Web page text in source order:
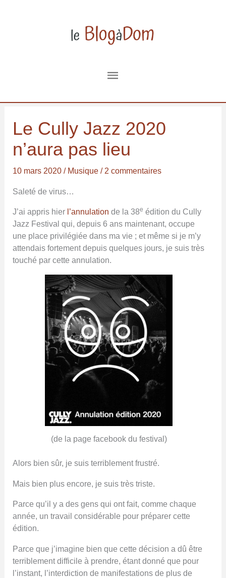
Menu
principal
Le Cully Jazz 2020
n’aura pas lieu
10 mars 2020/ Musique / 2 commentaires
Saleté de virus…
J’ai appris hier l’annulation de la 38e édition du Cully
Jazz Festival qui, depuis 6 ans maintenant, occupe
une place privilégiée dans ma vie ; et même si je m’y
attendais fortement depuis quelques jours, je suis très
touché par cette annulation.
(de la page facebook du festival)
Alors bien sûr, je suis terriblement frustré.
Mais bien plus encore, je suis très triste.
Parce qu’il y a des gens qui ont fait, comme chaque
année, un travail considérable pour préparer cette
édition.
Parce que j’imagine bien que cette décision a dû être
terriblement difficile à prendre, étant donné que pour
l’instant, l’interdiction de manifestations de plus de